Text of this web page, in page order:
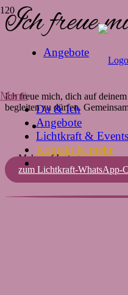
Angebote
Menü
Du & Ich
Angebote
Lichtkraft & Events
Kontakt & mehr
Ich freue
Ich freue mich, dich auf
begleiten zu dürfen.
Mehr auf Instagram
zum Lichtkraft-WhatsApp-